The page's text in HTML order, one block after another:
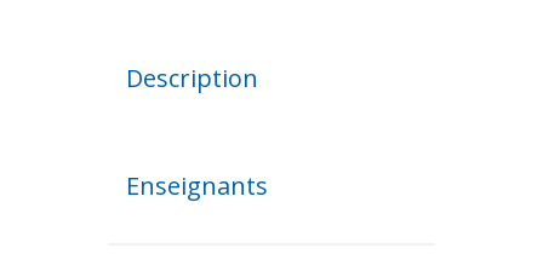
Description
Enseignants